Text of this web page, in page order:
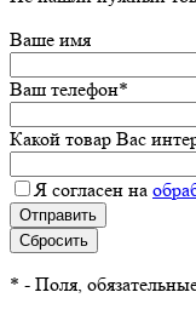
Ваше имя
Ваш телефон*
Какой товар Вас
Я согласен на
* - Поля,